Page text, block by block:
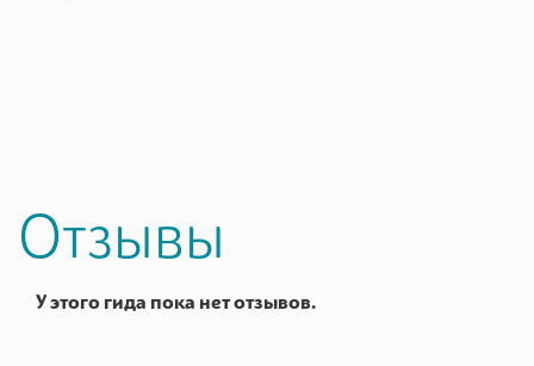
Отзывы
У этого гида пока нет отзывов.